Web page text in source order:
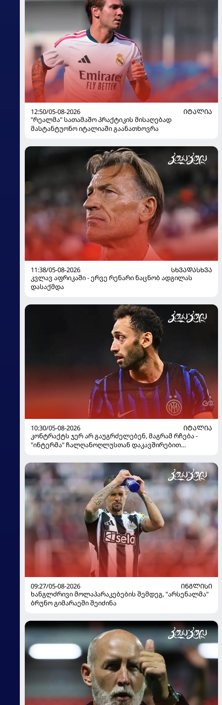
12:50/05-08-2026
ᲘᲢᲐᲚᲘᲐ
"რეალმა" სათამაშო პრაქტიკის მისაღებად
მასტანტუონო იტალიაში გაანათხოვრა
11:38/05-08-2026
ᲡᲮᲕᲐᲓᲐᲡᲮᲕᲐ
კვლავ აფრიკაში - ერვე რენარი ნაცნობ ადგილას
დასაქმდა
10:30/05-08-2026
ᲘᲢᲐᲚᲘᲐ
კონტრაქტს ჯერ არ გაუგრძელებენ, მაგრამ რჩება -
"ინტერმა" ჩალღანოღლუსთან დაკავშირებით
09:27/05-08-2026
ᲘᲜᲒᲚᲘᲡᲘ
ხანგლძრივი მოლაპარაკებების შემდეგ, "არსენალმა"
ბრუნო გიმარაეში შეიძინა